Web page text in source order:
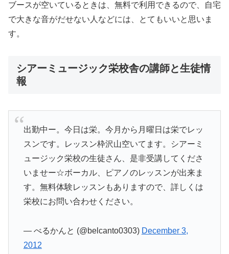
ブースが空いているときは、無料で利用できるので、自宅
で大きな音がだせない人などには、とてもいいと思いま
す。
シアーミュージック栄校舎の講師と生徒情
報
出勤中ー。今日は栄。今月から月曜日は栄でレッ
スンです。レッスン枠沢山空いてます。シアーミ
ュージック栄校の生徒さん、是非受講してくださ
いませー☆ボーカル、ピアノのレッスンが出来ま
す。無料体験レッスンもありますので、詳しくは
栄校にお問い合わせください。
— べるかんと (@belcanto0303) December 3,
2012